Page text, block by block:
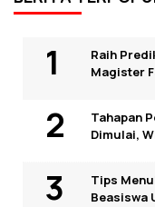
Raih
Magister
Tahapan
Dimulai,
Tips
Beasiswa